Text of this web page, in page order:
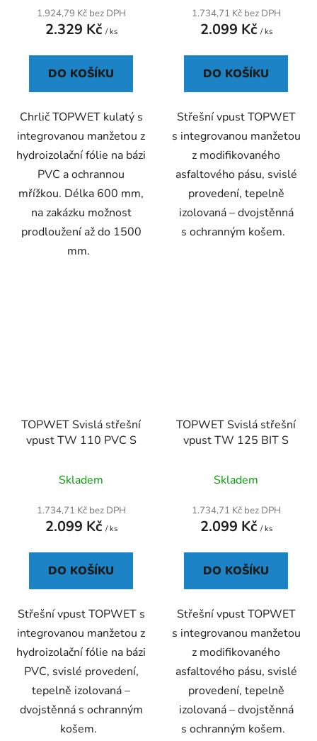
produktu
je
z
1.924,79 Kč bez DPH
2.329 Kč / ks
DO KOŠÍKU
Chrlič TOPWET kulatý s
integrovanou manžetou z
hydroizolační fólie na bázi
PVC a ochrannou
mřížkou. Délka 600 mm,
na zakázku možnost
prodloužení až do 1500
mm.
1.734,71 Kč bez DPH
2.099 Kč / ks
DO KOŠÍKU
Střešní vpust TOPWET
s integrovanou manžetou
z modifikovaného
asfaltového pásu, svislé
provedení, tepelně
izolovaná – dvojstěnná
s ochranným košem.
TOPWET Svislá střešní
vpust TW 110 PVC S
hodnocení
produktu
je
z
Skladem
1.734,71 Kč bez DPH
2.099 Kč / ks
DO KOŠÍKU
Střešní vpust TOPWET s
integrovanou manžetou z
hydroizolační fólie na bázi
PVC, svislé provedení,
tepelně izolovaná –
dvojstěnná s ochranným
košem.
TOPWET Svislá střešní
vpust TW 125 BIT S
Skladem
1.734,71 Kč bez DPH
2.099 Kč / ks
DO KOŠÍKU
Střešní vpust TOPWET
s integrovanou manžetou
z modifikovaného
asfaltového pásu, svislé
provedení, tepelně
izolovaná – dvojstěnná
s ochranným košem.